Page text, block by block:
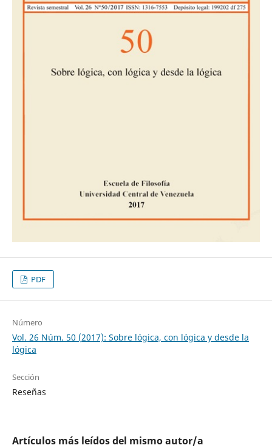
PDF
Número
Vol. 26 Núm. 50 (2017): Sobre lógica, con lógica y desde la
lógica
Sección
Reseñas
Artículos más leídos del mismo autor/a